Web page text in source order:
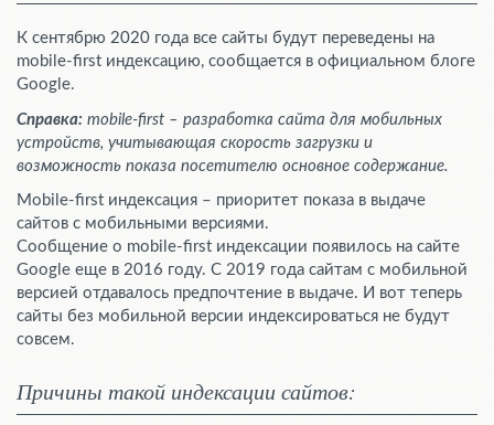
К сентябрю 2020 года все сайты будут переведены на
mobile-first индексацию, сообщается в официальном блоге
Google.
Справка: mobile-first – разработка сайта для мобильных
устройств, учитывающая скорость загрузки и
возможность показа посетителю основное содержание.
Mobile-first индексация – приоритет показа в выдаче
сайтов с мобильными версиями.
Сообщение о mobile-first индексации появилось на сайте
Google еще в 2016 году. С 2019 года сайтам с мобильной
версией отдавалось предпочтение в выдаче. И вот теперь
сайты без мобильной версии индексироваться не будут
совсем.
Причины такой индексации сайтов: